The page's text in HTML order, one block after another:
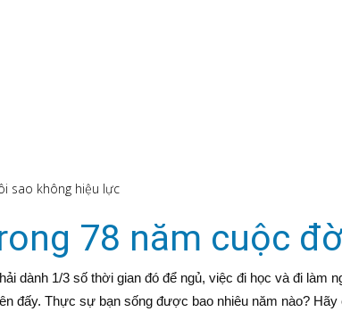
78 năm cuộc
dành 1/3 số thời gian đó để ngủ, việc đi học và đi làm
đấy. Thực sự bạn sống được bao nhiêu năm nào?